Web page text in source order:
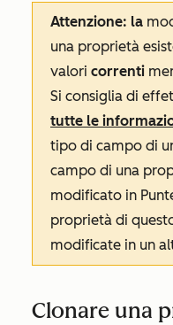
Attenzione: la
una proprietà
valori correnti
Si consiglia di
tutte le
tipo di campo di
campo di una
modificato in
proprietà di
modificate in un
Clonare una